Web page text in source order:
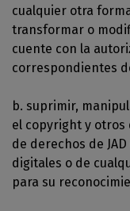
cualquier otra
transformar o
cuente con la
correspondientes
b. suprimir,
el copyright y
de derechos de
digitales o de
para su